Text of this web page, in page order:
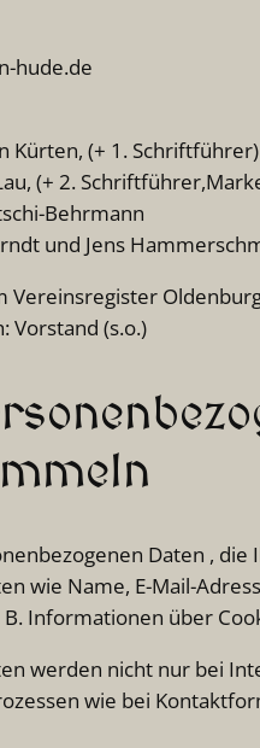
hude.de
Kürten, (+ 1. Schriftführer)
(+ 2.
Behrmann
und Jens
Vereinsregister
Vorstand (s.o.)
Daten ,
wie Name, E-Mail-
Informationen über
werden nicht nur bei
wie bei